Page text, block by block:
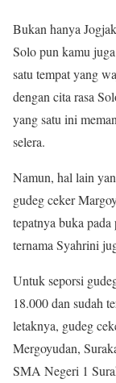
Bukan hanya
Solo pun kamu
satu tempat yang
dengan cita rasa
yang satu ini
selera.
Namun, hal lain
gudeg ceker
tepatnya buka
ternama Syahrini
Untuk seporsi
18.000 dan sudah
letaknya, gudeg
Mergoyudan,
SMA Negeri 1